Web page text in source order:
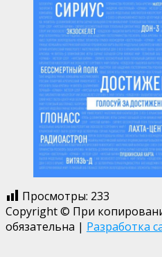
Просмотры: 233
Copyright © При
обязательна | Разработка